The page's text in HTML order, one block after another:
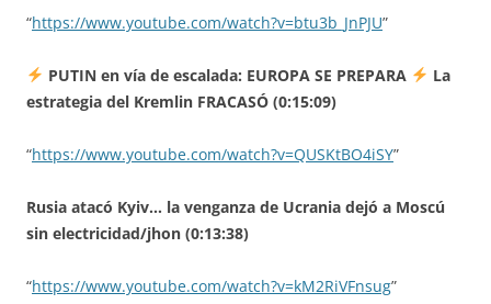
“https://www.youtube.com/watch?v=btu3b_JnPJU”
PUTIN en vía de escalada: EUROPA SE PREPARA
La
estrategia del Kremlin FRACASÓ (0:15:09)
“https://www.youtube.com/watch?v=QUSKtBO4iSY”
Rusia atacó Kyiv… la venganza de Ucrania dejó a Moscú
sin electricidad/jhon (0:13:38)
“https://www.youtube.com/watch?v=kM2RiVFnsug”